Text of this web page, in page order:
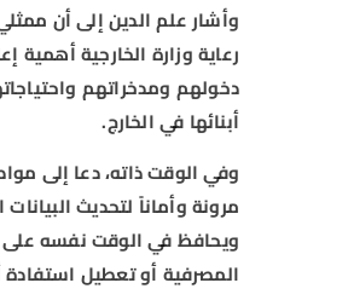
وأشار علم الدين إلى أن
رعاية وزارة الخارجية
دخولهم ومدخراتهم
أبنائها في الخارج.
وفي الوقت ذاته، دعا إلى
مرونة وأماناً لتحديث
ويحافظ في الوقت نفسه على
المصرفية أو تعطيل